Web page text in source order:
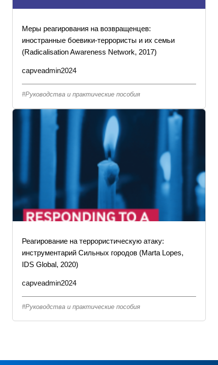
Меры реагирования на возвращенцев:
иностранные боевики-террористы и их семьи
(Radicalisation Awareness Network, 2017)
capveadmin2024
Руководства и практические пособия
Реагирование на террористическую атаку:
инструментарий Сильных городов (Marta Lopes,
IDS Global, 2020)
capveadmin2024
Руководства и практические пособия